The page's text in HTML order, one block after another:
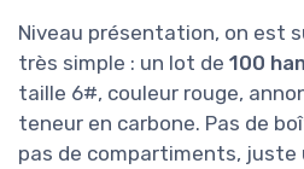
Niveau présentation, on est
très simple : un lot de 100
taille 6#, couleur rouge,
teneur en carbone. Pas de
pas de compartiments,